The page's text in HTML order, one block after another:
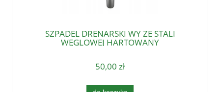
SZPADEL DRENARSKI WY ZE STALI
WĘGLOWEJ HARTOWANY
50,00 zł